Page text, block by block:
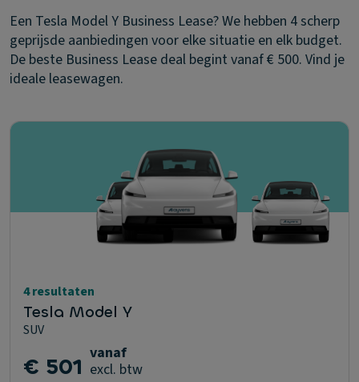
Een Tesla Model Y Business Lease? We hebben 4 scherp
geprijsde aanbiedingen voor elke situatie en elk budget.
De beste Business Lease deal begint vanaf € 500. Vind je
ideale leasewagen.
4 resultaten
Tesla Model Y
SUV
€ 501 vanaf
excl. btw